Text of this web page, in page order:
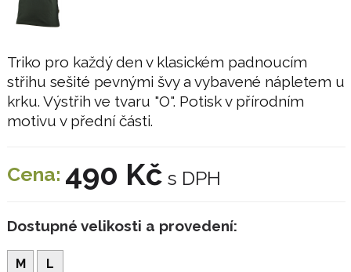
Triko pro každý den v klasickém padnoucím
střihu sešité pevnými švy a vybavené nápletem u
krku. Výstřih ve tvaru "O". Potisk v přírodním
motivu v přední části.
Cena: 490 Kč s DPH
Dostupné velikosti a provedení:
M
L